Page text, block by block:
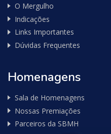
O Mergulho
Indicações
Links Importantes
Dúvidas Frequentes
Homenagens
Sala de Homenagens
Nossas Premiações
Parceiros da SBMH